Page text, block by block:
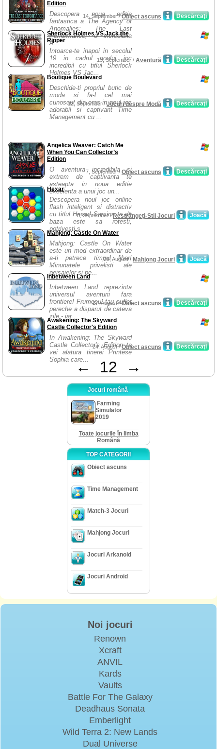
Edition
Descopera noua editie
fantastica a The Agency of
Anomalies: The Last
Performance, o incredibila
A...
Descărcaţi
14, September /Obiect ascuns
Sherlock Holmes VS Jack the
Ripper
Intoarce-te inapoi in secolul
19 in cadrul noului joc
incredibil cu titlul Sherlock
Holmes VS Jac...
Descărcaţi
13, September / Aventură
Boutique Boulevard
Deschide-ti propriul butic de
moda si fa-l cel mai
cunoscut din oras in noul joc
adorabil si captivant Time
Management cu ...
Descărcaţi
12, September /Jocuri despre Modă
Angelica Weaver: Catch Me
When You Can Collector’s
Edition
O aventura incredibila si
extrem de captivanta te
asteapta in noua editie
excelenta a unui joc un...
Descărcaţi
7, September / Obiect ascuns
Hexar
Descopera noul joc online
flash inteligent si distractiv
cu titlul Hexar! Sarcina ta de
baza este sa rotesti,
potrivesti s...
Joacă
3, September /Restrângeţi-Stil Jocuri
Mahjong: Castle On Water
Mahjong: Castle On Water
este un mod extraordinar de
a-ti petrece timpul liber!
Minunatele privelisti ale
peisajelor si pe...
Joacă
28, August / Mahjong Jocuri
Inbetween Land
Inbetween Land reprezinta
universul aventurii fara
frontiere! Frumosul tau suflet
pereche a disparut de cateva
zile - iar ...
Descărcaţi
27, August /Obiect ascuns
Awakening: The Skyward
Castle Collector's Edition
In Awakening: The Skyward
Castle Collector's Edition te
vei alatura tinerei Printese
Sophia care...
Descărcaţi
24, August /Obiect ascuns
← 12 →
Jocuri română
Farming
Simulator
2019
Toate jocurile în limba
Română
TOP CATEGORII
Obiect ascuns
Time Management
Match-3 Jocuri
Mahjong Jocuri
Jocuri Arkanoid
Jocuri Android
Noi jocuri
Renown
Xcraft
ANVIL
Kards
Vaults
Battle For The Galaxy
Deadhaus Sonata
Emberlight
Wild Terra 2: New Lands
Dual Universe